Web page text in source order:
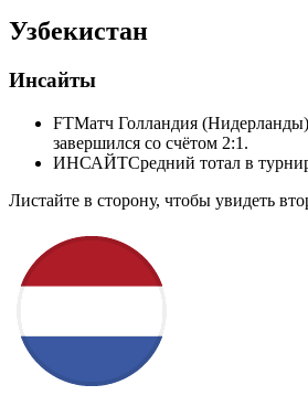
Узбекистан
Инсайты
FTМатч Голландия
завершился со счётом 2:1.
ИНСАЙТСредний тотал в
Листайте в сторону, чтобы увидеть